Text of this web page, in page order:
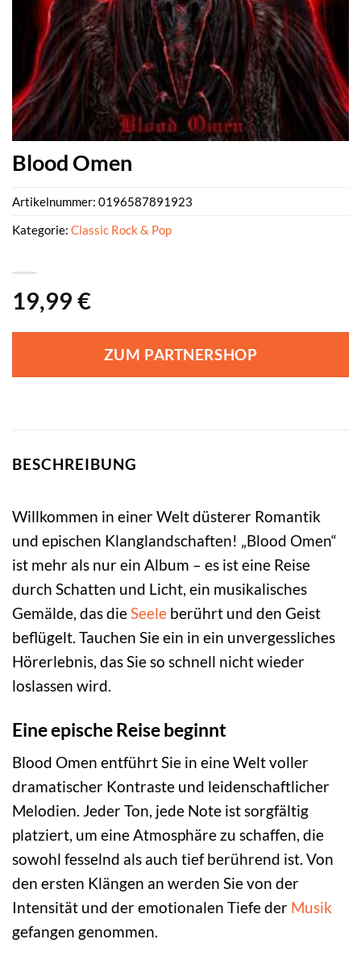
Blood Omen
19,99 €
ZUM PARTNERSHOP
Artikelnummer: 0196587891923
Kategorie: Classic Rock & Pop
BESCHREIBUNG
Willkommen in einer Welt düsterer Romantik
und epischen Klanglandschaften! „Blood Omen“
ist mehr als nur ein Album – es ist eine Reise
durch Schatten und Licht, ein musikalisches
Gemälde, das die Seele berührt und den Geist
beflügelt. Tauchen Sie ein in ein unvergessliches
Hörerlebnis, das Sie so schnell nicht wieder
loslassen wird.
Eine epische Reise beginnt
Blood Omen entführt Sie in eine Welt voller
dramatischer Kontraste und leidenschaftlicher
Melodien. Jeder Ton, jede Note ist sorgfältig
platziert, um eine Atmosphäre zu schaffen, die
sowohl fesselnd als auch tief berührend ist. Von
den ersten Klängen an werden Sie von der
Intensität und der emotionalen Tiefe der Musik
gefangen genommen.